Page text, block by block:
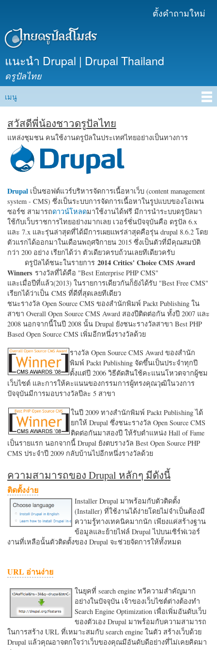
เนื้อหา
ตั้งคำถามใหม่
แนะนำ Drupal | Drupal Thailand
ดรูปัลไทย
Main menu
เมนู
สวัสดีพี่น้องชาวดรูปัลไทย
แหล่งชุมชน คนใช้งานดรูปัลในประเทศไทยอย่างเป็นทางการ
Drupal เป็นซอฟต์แวร์บริหารจัดการเนื้อหาเว็บ (content management
system - CMS) ซึ่งเป็นระบบการจัดการเนื้อหาในรูปแบบของโอเพน
ซอร์ซ สามารถดาวน์โหลดมาใช้งานได้ฟรี มีการนำระบบดรูปัลมา
ใช้กับเว็บราชการไทยอย่างมากเลย เวอร์ชั่นปัจจุบันคือ ดรูปัล 6.x
และ 7.x และรุ่นล่าสุดที่ได้มีการเผยแพร่ล่าสุดคือรุ่น drupal 8.6.2 โดย
ตัวแรกได้ออกมาในเดือนพฤศจิกายน 2015 ซึ่งเป็นตัวที่มีคุณสมบัติ
กว่า 200 อย่าง เรียกได้ว่า ตัวเดียวครบถ้วนเลยทีเดียวครับ
ดรูปัลได้ชนะในรายการ 2014 Critics' Choice CMS Award
Winners รางวัลที่ได้คือ "Best Enterprise PHP CMS"
และเมื่อปีที่แล้ว(2013) ในรายการเดียวกันก็ยังได้รับ "Best Free CMS"
เรียกได้ว่าเป็น CMS ที่ดีที่สุดเลยทีเดียว
ชนะรางวัล Open Source CMS ของสำนักพิมพ์ Packt Publishing ใน
สาขา Overall Open Source CMS Award สองปีติดต่อกัน ทั้งปี 2007 และ
2008 นอกจากนี้ในปี 2008 นั้น Drupal ยังชนะรางวัลสาขา Best PHP
Based Open Source CMS เพิ่มอีกหนึ่งรางวัลด้วย
รางวัล Open Source CMS Award ของสำนัก
พิมพ์ Packt Publishing จัดขึ้นเป็นประจำทุกปี
ตั้งแต่ปี 2006 วิธีตัดสินใช้คะแนนโหวตจากผู้ชม
เว็บไซต์ และการให้คะแนนของกรรมการผู้ทรงคุณวุฒิในวงการ
ปัจจุบันมีการมอบรางวัลปีละ 5 สาขา
ในปี 2009 ทางสำนักพิมพ์ Packt Publishing ได้
ยกให้ Drupal ซึ่งชนะรางวัล Open Source CMS
ติดต่อกันมาสองปี ให้รับตำแหน่ง Hall of Fame
เป็นรายแรก นอกจากนี้ Drupal ยังตบรางวัล Best Open Source PHP
CMS ประจำปี 2009 กลับบ้านไปอีกหนึ่งรางวัลด้วย
ความสามารถของ Drupal หลักๆ มีดังนี้
ติดตั้งง่าย
Installer Drupal มาพร้อมกับตัวติดตั้ง
(Installer) ที่ใช้งานได้ง่ายโดยไม่จำเป็นต้องมี
ความรู้ทางเทคนิคมากนัก เพียงแค่สร้างฐาน
ข้อมูลและย้ายไฟล์ Drupal ไปบนเซิร์ฟเวอร์
งานที่เหลือนั้นตัวติดตั้งของ Drupal จะช่วยจัดการให้ทั้งหมด
URL อ่านง่าย
ในยุคที่ search engine ทวีความสำคัญมาก
อย่างในปัจจุบัน เจ้าของเว็บไซต์ต่างต้องทำ
Search Engine Optimization เพื่อเพิ่มอันดับเว็บ
ของตัวเอง Drupal มาพร้อมกับความสามารถ
ในการสร้าง URL ที่เหมาะสมกับ search engine ในตัว สร้างเว็บด้วย
Drupal แล้วคุณอาจตกใจว่าเว็บของคุณมีอันดับดีอย่างที่ไม่เคยคิดมา